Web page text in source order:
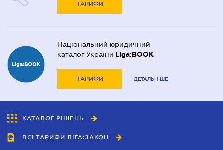
ТАРИФИ
Національний юридичний
каталог України Liga:BOOK
ТАРИФИ ДЕТАЛЬНІШЕ
КАТАЛОГ РІШЕНЬ
ВСІ ТАРИФИ ЛІГА:ЗАКОН